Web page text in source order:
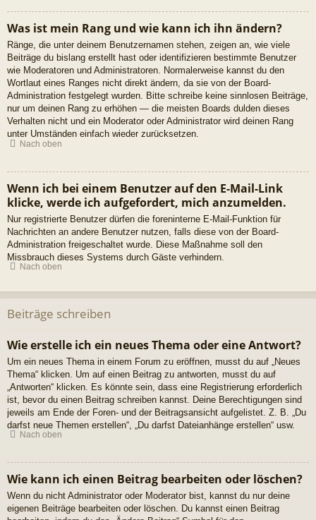
Was ist mein Rang und wie kann ich ihn ändern?
Ränge, die unter deinem Benutzernamen stehen, zeigen an, wie viele
Beiträge du bislang erstellt hast oder identifizieren bestimmte Benutzer
wie Moderatoren und Administratoren. Normalerweise kannst du den
Wortlaut eines Ranges nicht direkt ändern, da sie von der Board-
Administration festgelegt wurden. Bitte schreibe keine sinnlosen Beiträge,
nur um deinen Rang zu erhöhen — die meisten Boards dulden dieses
Verhalten nicht und ein Moderator oder Administrator wird deinen Rang
unter Umständen einfach wieder zurücksetzen.
Nach oben
Wenn ich bei einem Benutzer auf den E-Mail-Link
klicke, werde ich aufgefordert, mich anzumelden.
Nur registrierte Benutzer dürfen die foreninterne E-Mail-Funktion für
Nachrichten an andere Benutzer nutzen, falls diese von der Board-
Administration freigeschaltet wurde. Diese Maßnahme soll den
Missbrauch dieses Systems durch Gäste verhindern.
Nach oben
Beiträge schreiben
Wie erstelle ich ein neues Thema oder eine Antwort?
Um ein neues Thema in einem Forum zu eröffnen, musst du auf „Neues
Thema“ klicken. Um auf einen Beitrag zu antworten, musst du auf
„Antworten“ klicken. Es könnte sein, dass eine Registrierung erforderlich
ist, bevor du einen Beitrag schreiben kannst. Deine Berechtigungen sind
jeweils am Ende der Foren- und der Beitragsansicht aufgelistet. Z. B. „Du
darfst neue Themen erstellen“, „Du darfst Dateianhänge erstellen“ usw.
Nach oben
Wie kann ich einen Beitrag bearbeiten oder löschen?
Wenn du nicht Administrator oder Moderator bist, kannst du nur deine
eigenen Beiträge bearbeiten oder löschen. Du kannst einen Beitrag